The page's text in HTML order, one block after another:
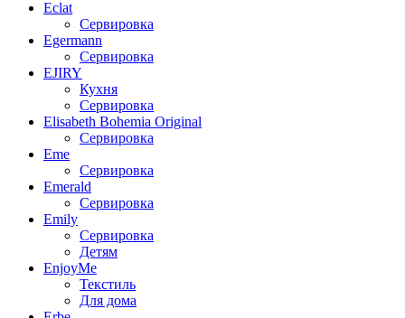
Eclat
Сервировка
Egermann
Сервировка
EJIRY
Кухня
Сервировка
Elisabeth Bohemia Original
Сервировка
Eme
Сервировка
Emerald
Сервировка
Emily
Сервировка
Детям
EnjoyMe
Текстиль
Для дома